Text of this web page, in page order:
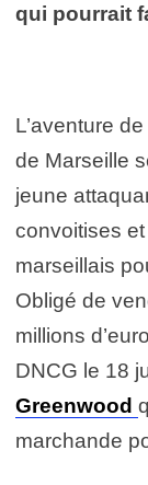
qui pourrait
L’aventure
de Marseille
jeune
convoitises
marseillais
Obligé de
millions
DNCG le 18
Greenwood
marchande